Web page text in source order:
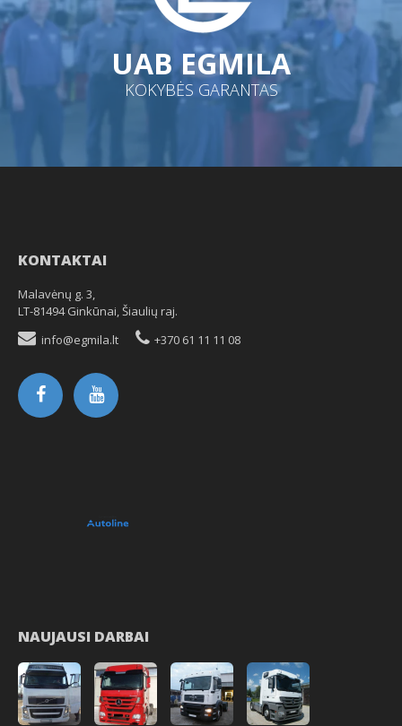
UAB EGMILA
KOKYBĖS GARANTAS
KONTAKTAI
Malavėnų g. 3,
LT-81494 Ginkūnai, Šiaulių raj.
info@egmila.lt
+370 61 11 11 08
NAUJAUSI DARBAI